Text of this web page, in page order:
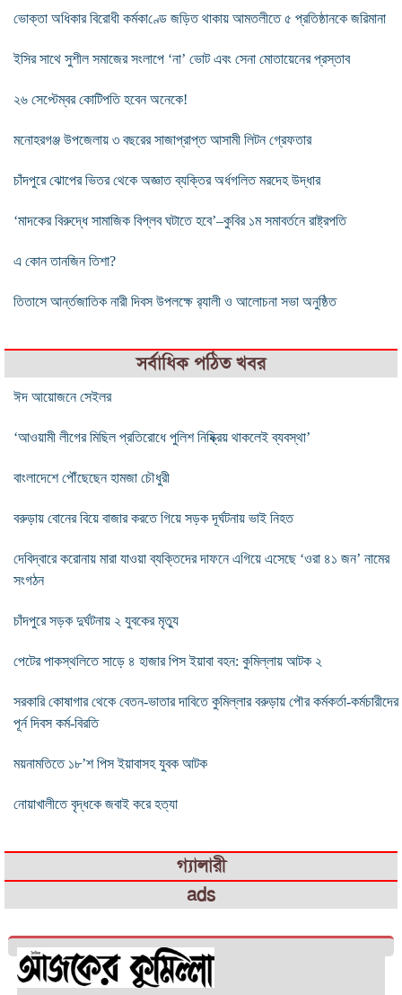
ভোক্তা অধিকার বিরোধী কর্মকা‌ণ্ডে জ‌ড়িত থাকায় আমতলীতে ৫ প্রতিষ্ঠানকে জরিমানা
ইসির সাথে সুশীল সমাজের সংলাপে ‘না’ ভোট এবং সেনা মোতায়েনের প্রস্তাব
২৬ সেপ্টেম্বর কোটিপতি হবেন অনেকে!
মনোহরগঞ্জ উপজেলায় ৩ বছরের সাজাপ্রাপ্ত আসামী লিটন গ্রেফতার
চাঁদপুরে ঝোপের ভিতর থেকে অজ্ঞাত ব্যক্তির অর্ধগলিত মরদেহ উদ্ধার
‘মাদকের বিরুদ্ধে সামাজিক বিপ্লব ঘটাতে হবে’–কুবির ১ম সমাবর্তনে রাষ্ট্রপতি
এ কোন তানজিন তিশা?
তিতাসে আর্ন্তজাতিক নারী দিবস উপলক্ষে র‍্যালী ও আলোচনা সভা অনুষ্ঠিত
সর্বাধিক পঠিত খবর
ঈদ আয়োজনে সেইলর
‘আওয়ামী লীগের মিছিল প্রতিরোধে পুলিশ নিষ্ক্রিয় থাকলেই ব্যবস্থা’
বাংলাদেশে পৌঁছেছেন হামজা চৌধুরী
বরুড়ায় বোনের বিয়ে বাজার করতে গিয়ে সড়ক দূর্ঘটনায় ভাই নিহত
দেবিদ্বারে করোনায় মারা যাওয়া ব্যক্তিদের দাফনে এগিয়ে এসেছে ‘ওরা ৪১ জন’ নামের
সংগঠন
চাঁদপুরে সড়ক দুর্ঘটনায় ২ যুবকের মৃত্যু
পেটের পাকস্থলিতে সাড়ে ৪ হাজার পিস ইয়াবা বহন: কুমিল্লায় আটক ২
সরকারি কোষাগার থেকে বেতন-ভাতার দাবিতে কুমিল্লার বরুড়ায় পৌর কর্মকর্তা-কর্মচারীদের
পূর্ন দিবস কর্ম-বিরতি
ময়নামতিতে ১৮’শ পিস ইয়াবাসহ যুবক আটক
নোয়াখালীতে বৃদ্ধকে জবাই করে হত্যা
গ্যালারী
ads